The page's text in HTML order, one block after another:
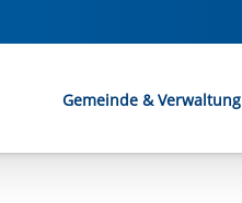
Gemeinde & Verwaltung